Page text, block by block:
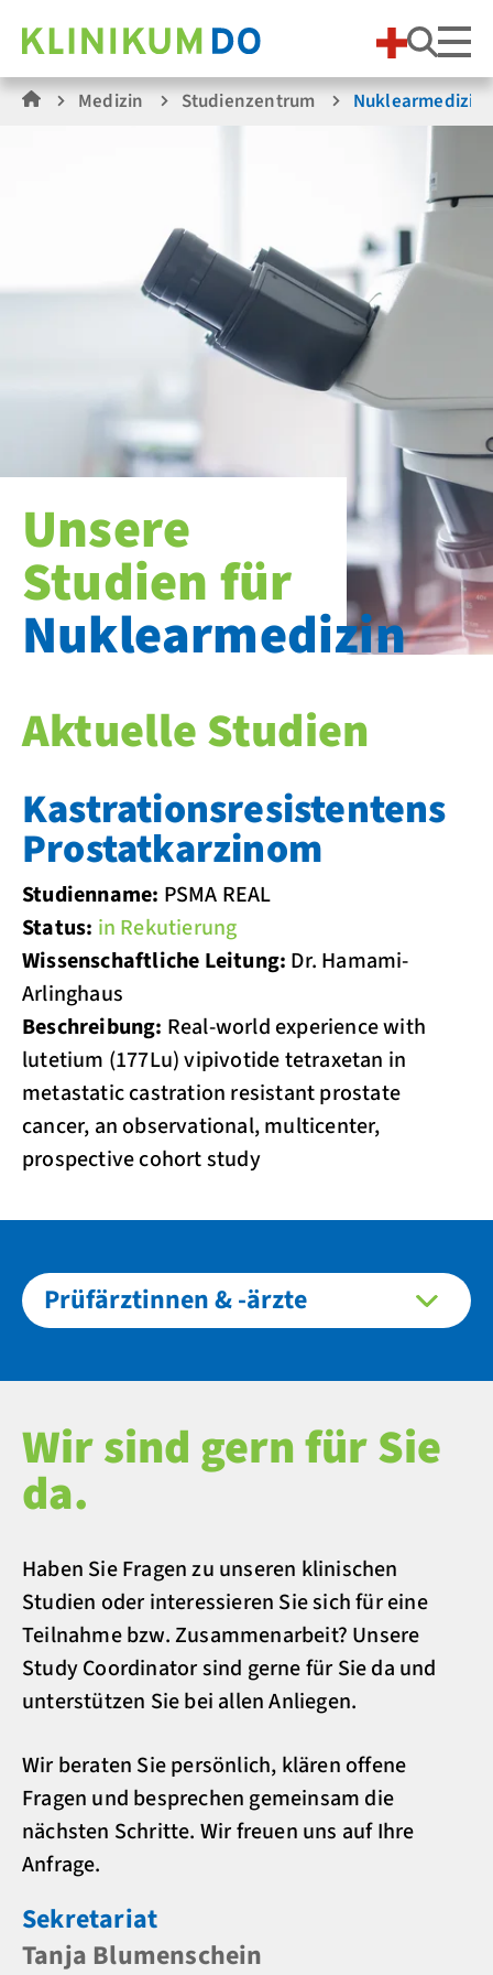
Medizin Studienzentrum Nuklearmedizin
Unsere
Studien für
Nuklearmedizin
Aktuelle Studien
Kastrationsresistentens
Prostatkarzinom
Studienname: PSMA REAL
Status: in Rekutierung
Wissenschaftliche Leitung: Dr. Hamami-
Arlinghaus
Beschreibung: Real-world experience with
lutetium (177Lu) vipivotide tetraxetan in
metastatic castration resistant prostate
cancer, an observational, multicenter,
prospective cohort study
Prüfärztinnen & -ärzte
Wir sind gern für Sie
da.
Haben Sie Fragen zu unseren klinischen
Studien oder interessieren Sie sich für eine
Teilnahme bzw. Zusammenarbeit? Unsere
Study Coordinator sind gerne für Sie da und
unterstützen Sie bei allen Anliegen.
Wir beraten Sie persönlich, klären offene
Fragen und besprechen gemeinsam die
nächsten Schritte. Wir freuen uns auf Ihre
Anfrage.
Sekretariat
Tanja Blumenschein